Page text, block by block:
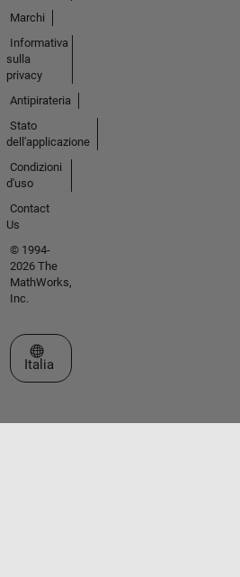
Marchi
Informativa
sulla
privacy
Antipirateria
Stato
dell'applicazione
Condizioni
d'uso
Contact
Us
© 1994-
2026 The
MathWorks,
Inc.
Seleziona un sito web
Italia